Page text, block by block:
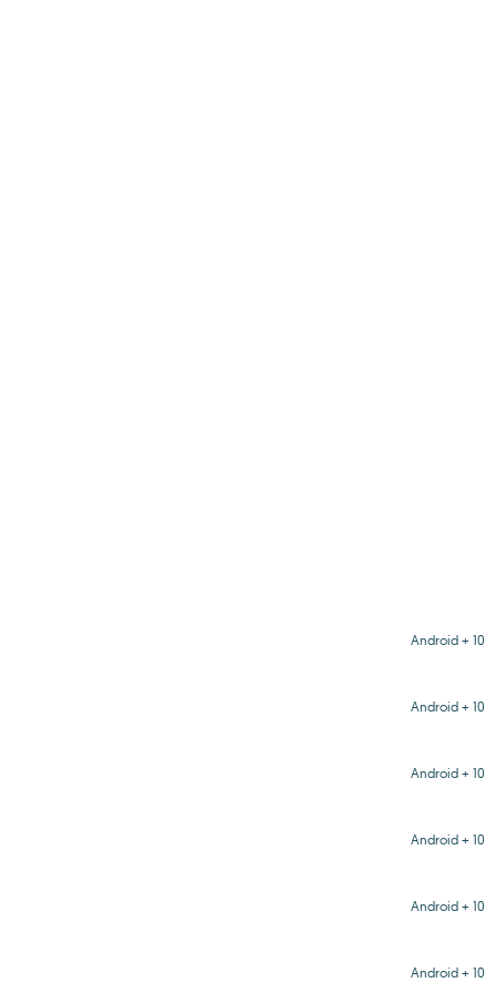
Android + 10
Android + 10
Android + 10
Android + 10
Android + 10
Android + 10